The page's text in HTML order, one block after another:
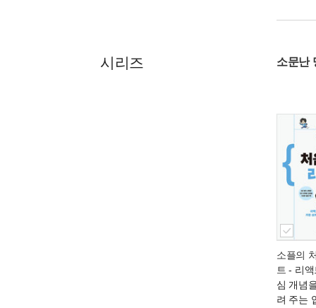
시리즈 소문난
소플의
트 - 리
심 개념
려 주는